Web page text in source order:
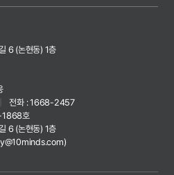
6 (논현동) 1층
전화 : 1668-2457
1868호
6 (논현동) 1층
)